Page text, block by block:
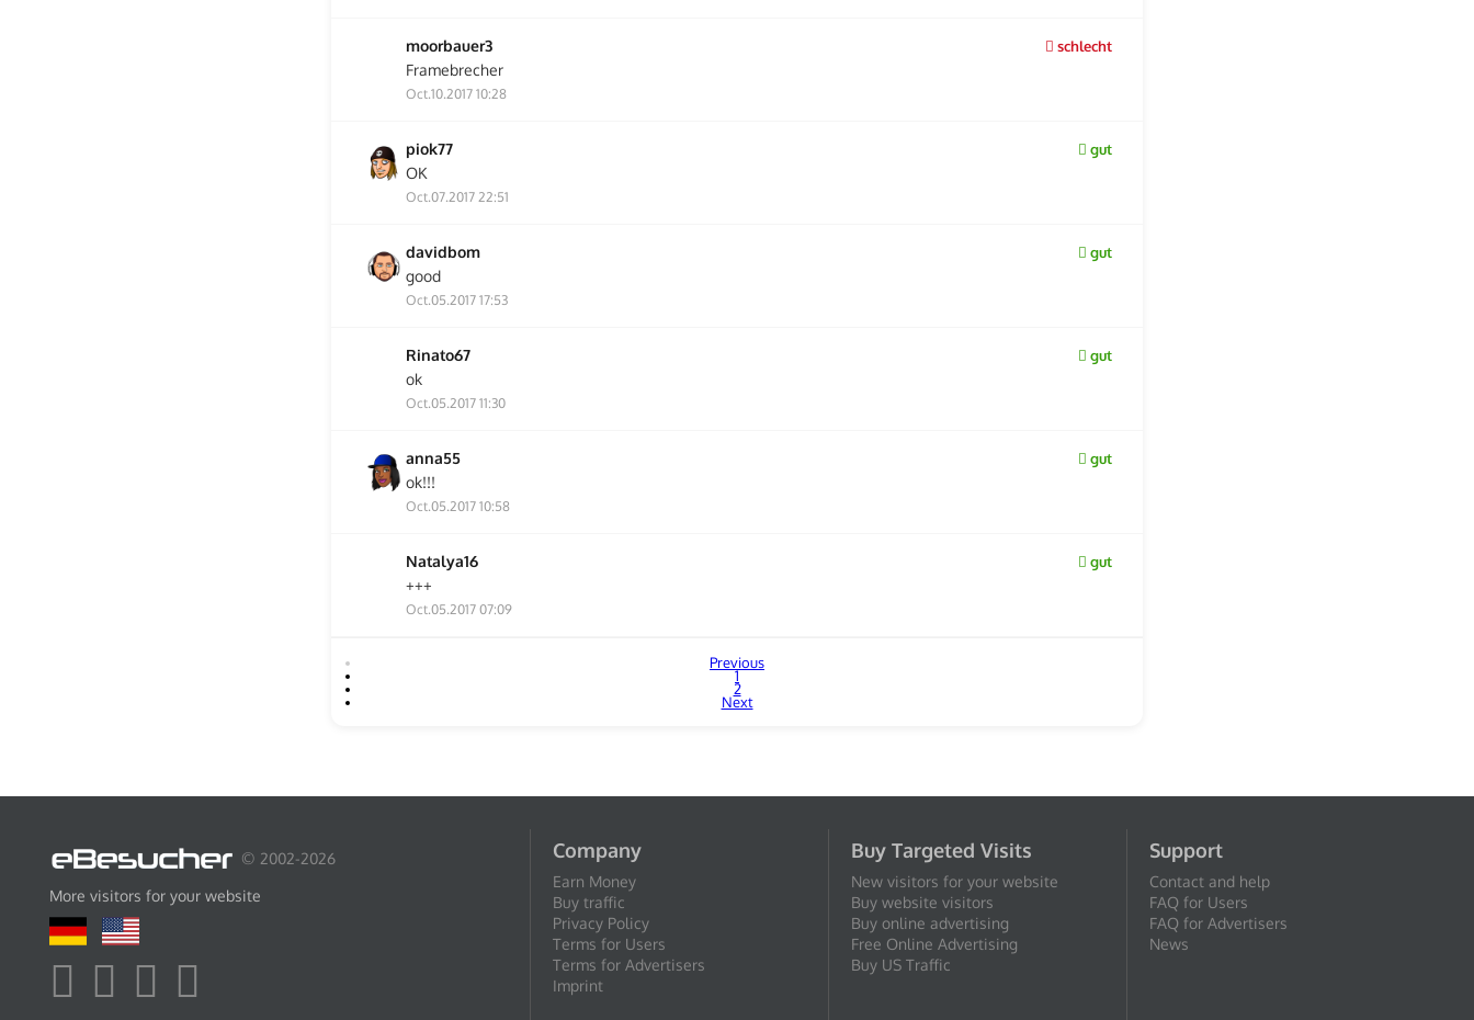
moorbauer3 schlecht
Framebrecher
Oct.10.2017 10:28
piok77 gut
OK
Oct.07.2017 22:51
davidbom gut
good
Oct.05.2017 17:53
Rinato67 gut
ok
Oct.05.2017 11:30
anna55 gut
ok!!!
Oct.05.2017 10:58
Natalya16 gut
+++
Oct.05.2017 07:09
Previous
1
2
Next
© 2002-2026
More visitors for your website
Company
Earn Money
Buy traffic
Privacy Policy
Terms for Users
Terms for Advertisers
Imprint
Buy Targeted Visits
New visitors for your website
Buy website visitors
Buy online advertising
Free Online Advertising
Buy US Traffic
Support
Contact and help
FAQ for Users
FAQ for Advertisers
News